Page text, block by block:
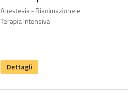
Anestesia - Rianimazione e
Terapia Intensiva
Dettagli